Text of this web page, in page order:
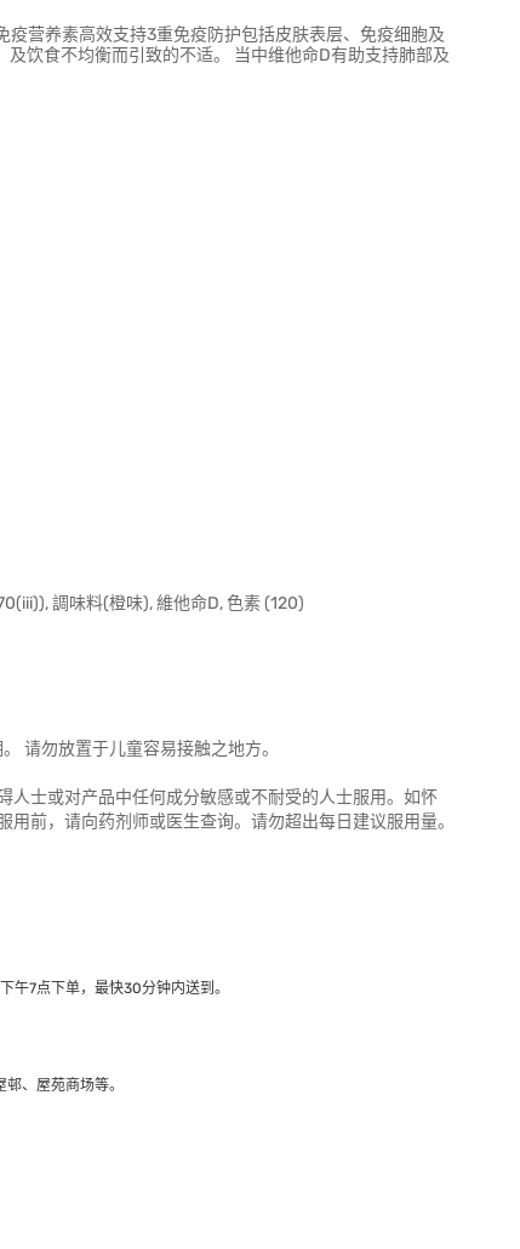
营养素高效支持3重免疫防护包括皮肤表层、免疫细胞及
饮食不均衡而引致的不适。 当中维他命D有助支持肺部及
調味料(橙味), 維他命D, 色素 (120)
请勿放置于儿童容易接触之地方。
人士或对产品中任何成分敏感或不耐受的人士服用。如怀
前，请向药剂师或医生查询。请勿超出每日建议服用量。
午7点下单，最快30分钟内送到​。
、屋苑商场等。